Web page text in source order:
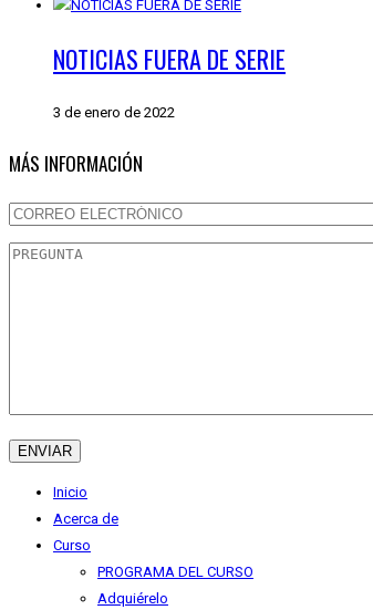
NOTICIAS FUERA DE SERIE
3 de enero de 2022
MÁS INFORMACIÓN
Inicio
Acerca de
Curso
PROGRAMA DEL CURSO
Adquiérelo